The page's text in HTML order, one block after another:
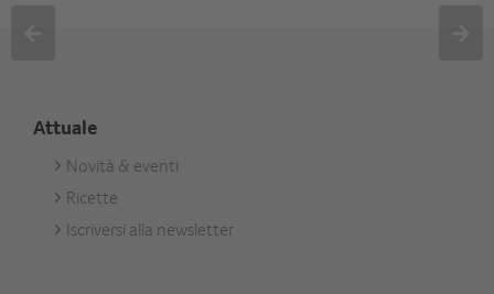
Attuale
Footer
Aktuell
Novità & eventi
Ricette
Iscriversi alla newsletter